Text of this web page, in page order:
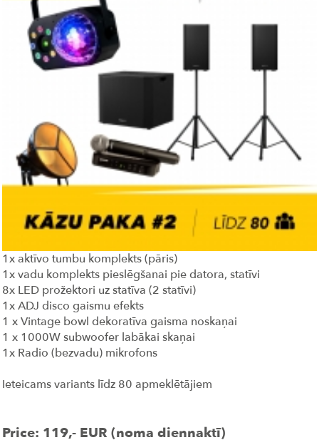
1x aktīvo tumbu komplekts (pāris)
1x vadu komplekts pieslēgšanai pie datora, statīvi
8x LED prožektori uz statīva (2 statīvi)
1x ADJ disco gaismu efekts
1 x Vintage bowl dekoratīva gaisma noskaņai
1 x 1000W subwoofer labākai skaņai
1x Radio (bezvadu) mikrofons
Ieteicams variants līdz 80 apmeklētājiem
Price: 119,- EUR (noma diennaktī)